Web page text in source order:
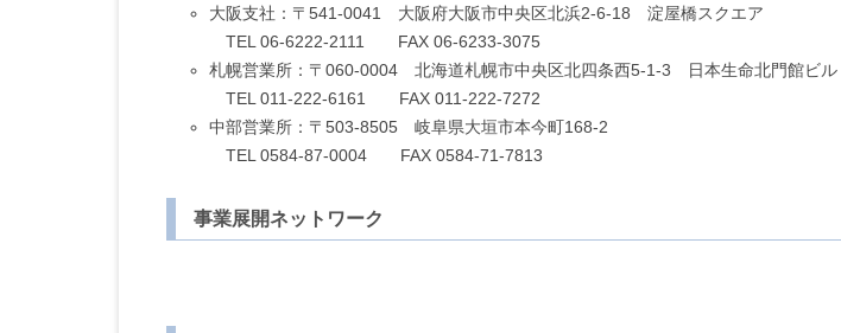
大阪支社：〒541-0041 大阪府大阪市中央区北浜2-6-18 淀屋橋スクエア
TEL 06-6222-2111 FAX 06-6233-3075
札幌営業所：〒060-0004 北海道札幌市中央区北四条西5-1-3 日本生命北門館ビル
TEL 011-222-6161 FAX 011-222-7272
中部営業所：〒503-8505 岐阜県大垣市本今町168-2
TEL 0584-87-0004 FAX 0584-71-7813
事業展開ネットワーク